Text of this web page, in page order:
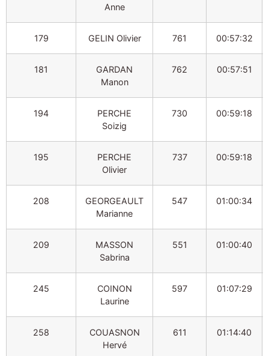
Anne
179 GELIN Olivier 761 00:57:32
181
GARDAN
Manon
762 00:57:51
194
PERCHE
Soizig
730 00:59:18
195
PERCHE
Olivier
737 00:59:18
208
GEORGEAULT
Marianne
547 01:00:34
209
MASSON
Sabrina
551 01:00:40
245
COINON
Laurine
597 01:07:29
258
COUASNON
Hervé
611 01:14:40